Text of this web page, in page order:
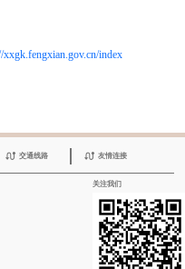
xxgk.fengxian.gov.cn/index
交通线路 友情连接
关注我们